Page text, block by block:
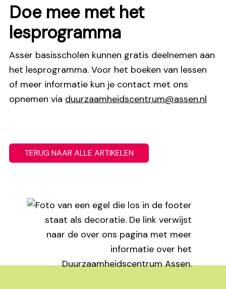
Doe mee met het
lesprogramma
Asser basisscholen kunnen gratis deelnemen aan
het lesprogramma. Voor het boeken van lessen
of meer informatie kun je contact met ons
opnemen via duurzaamheidscentrum@assen.nl
TERUG NAAR ALLE ARTIKELEN